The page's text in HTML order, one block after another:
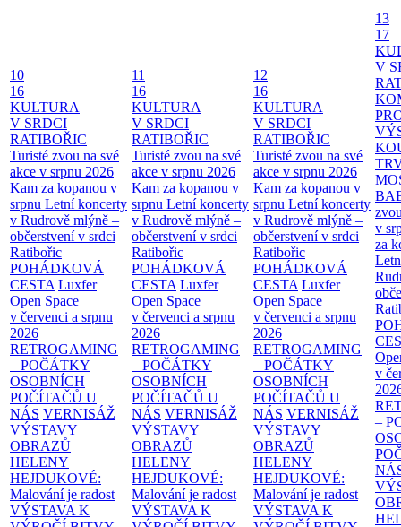
10
16
KULTURA
V SRDCI
RATIBOŘIC
Turisté zvou na své
akce v srpnu 2026
Kam za kopanou v
srpnu Letní koncerty
v Rudrově mlýně –
občerstvení v srdci
Ratibořic
POHÁDKOVÁ
CESTA Luxfer
Open Space
v červenci a srpnu
2026
RETROGAMING
– POČÁTKY
OSOBNÍCH
POČÍTAČŮ U
NÁS VERNISÁŽ
VÝSTAVY
OBRAZŮ
HELENY
HEJDUKOVÉ:
Malování je radost
VÝSTAVA K
11
16
KULTURA
V SRDCI
RATIBOŘIC
Turisté zvou na své
akce v srpnu 2026
Kam za kopanou v
srpnu Letní koncerty
v Rudrově mlýně –
občerstvení v srdci
Ratibořic
POHÁDKOVÁ
CESTA Luxfer
Open Space
v červenci a srpnu
2026
RETROGAMING
– POČÁTKY
OSOBNÍCH
POČÍTAČŮ U
NÁS VERNISÁŽ
VÝSTAVY
OBRAZŮ
HELENY
HEJDUKOVÉ:
Malování je radost
VÝSTAVA K
12
16
KULTURA
V SRDCI
RATIBOŘIC
Turisté zvou na své
akce v srpnu 2026
Kam za kopanou v
srpnu Letní koncerty
v Rudrově mlýně –
občerstvení v srdci
Ratibořic
POHÁDKOVÁ
CESTA Luxfer
Open Space
v červenci a srpnu
2026
RETROGAMING
– POČÁTKY
OSOBNÍCH
POČÍTAČŮ U
NÁS VERNISÁŽ
VÝSTAVY
OBRAZŮ
HELENY
HEJDUKOVÉ:
Malování je radost
VÝSTAVA K
13
17
V
v
za
v
–